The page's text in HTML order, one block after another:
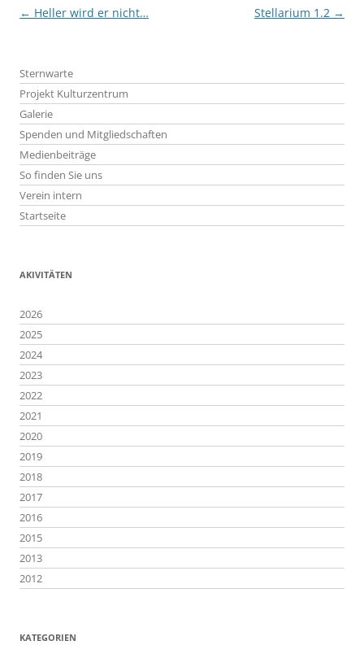
Beitragsnavigation
← Heller wird er nicht… Stellarium 1.2 →
Sternwarte
Projekt Kulturzentrum
Galerie
Spenden und Mitgliedschaften
Medienbeiträge
So finden Sie uns
Verein intern
Startseite
AKIVITÄTEN
2026
2025
2024
2023
2022
2021
2020
2019
2018
2017
2016
2015
2013
2012
KATEGORIEN